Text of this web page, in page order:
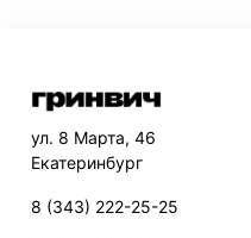
ул. 8 Марта, 46
Екатеринбург
8 (343) 222-25-25